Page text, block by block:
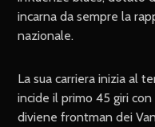
incarna da sempre la
nazionale.
La sua carriera inizia al
incide il primo 45 giri
diviene frontman dei